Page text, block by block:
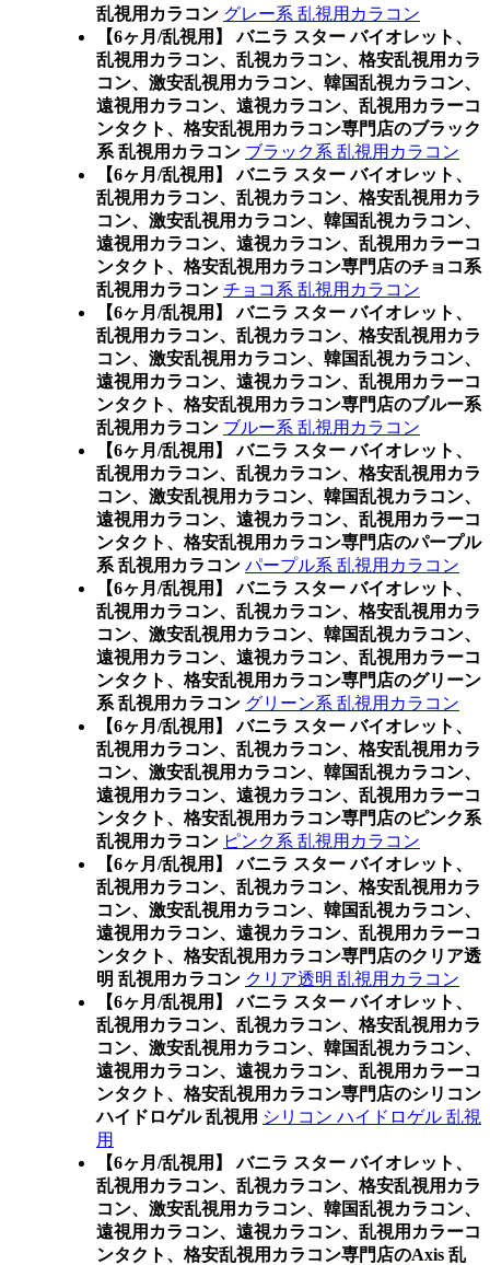
乱視用カラコン グレー系 乱視用カラコン
【6ヶ月/乱視用】 バニラ スター バイオレット、
乱視用カラコン、乱視カラコン、格安乱視用カラ
コン、激安乱視用カラコン、韓国乱視カラコン、
遠視用カラコン、遠視カラコン、乱視用カラーコ
ンタクト、格安乱視用カラコン専門店のブラック
系 乱視用カラコン ブラック系 乱視用カラコン
【6ヶ月/乱視用】 バニラ スター バイオレット、
乱視用カラコン、乱視カラコン、格安乱視用カラ
コン、激安乱視用カラコン、韓国乱視カラコン、
遠視用カラコン、遠視カラコン、乱視用カラーコ
ンタクト、格安乱視用カラコン専門店のチョコ系
乱視用カラコン チョコ系 乱視用カラコン
【6ヶ月/乱視用】 バニラ スター バイオレット、
乱視用カラコン、乱視カラコン、格安乱視用カラ
コン、激安乱視用カラコン、韓国乱視カラコン、
遠視用カラコン、遠視カラコン、乱視用カラーコ
ンタクト、格安乱視用カラコン専門店のブルー系
乱視用カラコン ブルー系 乱視用カラコン
【6ヶ月/乱視用】 バニラ スター バイオレット、
乱視用カラコン、乱視カラコン、格安乱視用カラ
コン、激安乱視用カラコン、韓国乱視カラコン、
遠視用カラコン、遠視カラコン、乱視用カラーコ
ンタクト、格安乱視用カラコン専門店のパープル
系 乱視用カラコン パープル系 乱視用カラコン
【6ヶ月/乱視用】 バニラ スター バイオレット、
乱視用カラコン、乱視カラコン、格安乱視用カラ
コン、激安乱視用カラコン、韓国乱視カラコン、
遠視用カラコン、遠視カラコン、乱視用カラーコ
ンタクト、格安乱視用カラコン専門店のグリーン
系 乱視用カラコン グリーン系 乱視用カラコン
【6ヶ月/乱視用】 バニラ スター バイオレット、
乱視用カラコン、乱視カラコン、格安乱視用カラ
コン、激安乱視用カラコン、韓国乱視カラコン、
遠視用カラコン、遠視カラコン、乱視用カラーコ
ンタクト、格安乱視用カラコン専門店のピンク系
乱視用カラコン ピンク系 乱視用カラコン
【6ヶ月/乱視用】 バニラ スター バイオレット、
乱視用カラコン、乱視カラコン、格安乱視用カラ
コン、激安乱視用カラコン、韓国乱視カラコン、
遠視用カラコン、遠視カラコン、乱視用カラーコ
ンタクト、格安乱視用カラコン専門店のクリア透
明 乱視用カラコン クリア透明 乱視用カラコン
【6ヶ月/乱視用】 バニラ スター バイオレット、
乱視用カラコン、乱視カラコン、格安乱視用カラ
コン、激安乱視用カラコン、韓国乱視カラコン、
遠視用カラコン、遠視カラコン、乱視用カラーコ
ンタクト、格安乱視用カラコン専門店のシリコン
ハイドロゲル 乱視用 シリコン ハイドロゲル 乱視
用
【6ヶ月/乱視用】 バニラ スター バイオレット、
乱視用カラコン、乱視カラコン、格安乱視用カラ
コン、激安乱視用カラコン、韓国乱視カラコン、
遠視用カラコン、遠視カラコン、乱視用カラーコ
ンタクト、格安乱視用カラコン専門店のAxis 乱